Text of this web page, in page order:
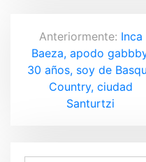
N
a
Anteriormente: Inca
Baeza, apodo
30 años, soy de
Country, ciudad
Santurtzi